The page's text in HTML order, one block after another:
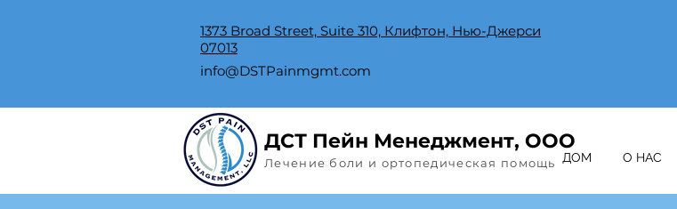
1373 Broad Street, Suite 310, Клифтон, Нью-Джерси
07013
info@DSTPainmgmt.com
ДСТ Пейн Менеджмент, ООО
ДОМ О НАС
Лечение боли и ортопедическая помощь